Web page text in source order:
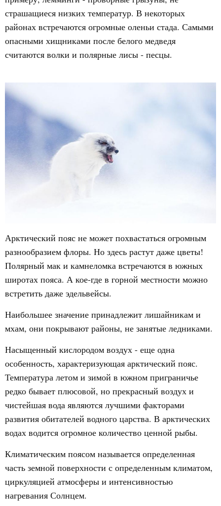
страшащиеся низких температур. В некоторых
районах встречаются огромные оленьи стада. Самыми
опасными хищниками после белого медведя
считаются волки и полярные лисы - песцы.
Арктический пояс не может похвастаться огромным
разнообразием флоры. Но здесь растут даже цветы!
Полярный мак и камнеломка встречаются в южных
широтах пояса. А кое-где в горной местности можно
встретить даже эдельвейсы.
Наибольшее значение принадлежит лишайникам и
мхам, они покрывают районы, не занятые ледниками.
Насыщенный кислородом воздух - еще одна
особенность, характеризующая арктический пояс.
Температура летом и зимой в южном приграничье
редко бывает плюсовой, но прекрасный воздух и
чистейшая вода являются лучшими факторами
развития обитателей водного царства. В арктических
водах водится огромное количество ценной рыбы.
Климатическим поясом называется определенная
часть земной поверхности с определенным климатом,
циркуляцией атмосферы и интенсивностью
нагревания Солнцем.